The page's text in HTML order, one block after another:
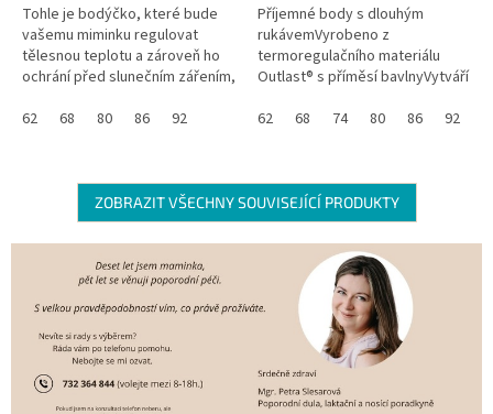
Tohle je bodýčko, které bude
vašemu miminku regulovat
tělesnou teplotu a zároveň ho
ochrání před slunečním zářením,
UPF 50+. Skvělé že? Navíc se...
62 68 80 86 92
Příjemné body s dlouhým
rukávemVyrobeno z
termoregulačního materiálu
Outlast® s příměsí bavlnyVytváří
podmínky Udržuje stálou
62 68 74 80 86 92
ZOBRAZIT VŠECHNY SOUVISEJÍCÍ PRODUKTY